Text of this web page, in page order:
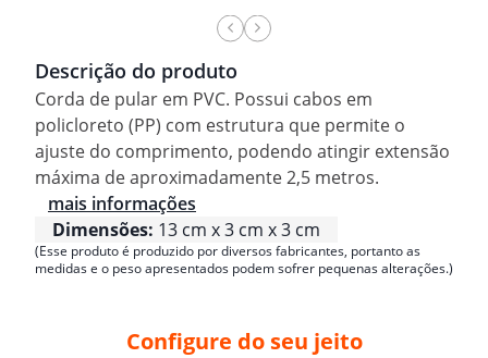
Descrição do produto
Corda de pular em PVC. Possui cabos em
policloreto (PP) com estrutura que permite o
ajuste do comprimento, podendo atingir extensão
máxima de aproximadamente 2,5 metros.
mais informações
Dimensões: 13 cm x 3 cm x 3 cm
(Esse produto é produzido por diversos fabricantes, portanto as
medidas e o peso apresentados podem sofrer pequenas alterações.)
Configure do seu jeito